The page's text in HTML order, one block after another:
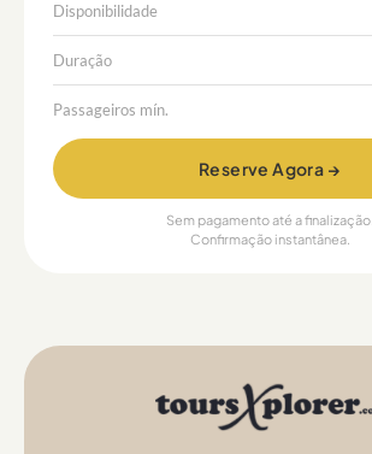
Disponibilidade
Duração
Passageiros mín.
Reserve Agora →
Sem pagamento até a finalização.
Confirmação instantânea.